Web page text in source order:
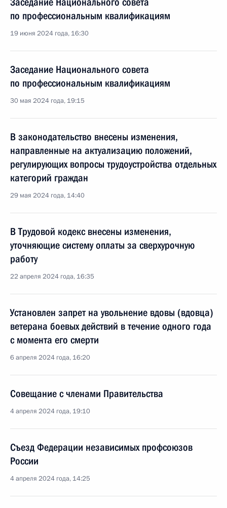
по профессиональным квалификациям
19 июня 2024 года, 16:30
Заседание Национального совета
по профессиональным квалификациям
30 мая 2024 года, 19:15
В законодательство внесены изменения,
направленные на актуализацию положений,
регулирующих вопросы трудоустройства отдельных
категорий граждан
29 мая 2024 года, 14:40
В Трудовой кодекс внесены изменения,
уточняющие систему оплаты за сверхурочную
работу
22 апреля 2024 года, 16:35
Установлен запрет на увольнение вдовы (вдовца)
ветерана боевых действий в течение одного года
с момента его смерти
6 апреля 2024 года, 16:20
Совещание с членами Правительства
4 апреля 2024 года, 19:10
Съезд Федерации независимых профсоюзов
России
4 апреля 2024 года, 14:25